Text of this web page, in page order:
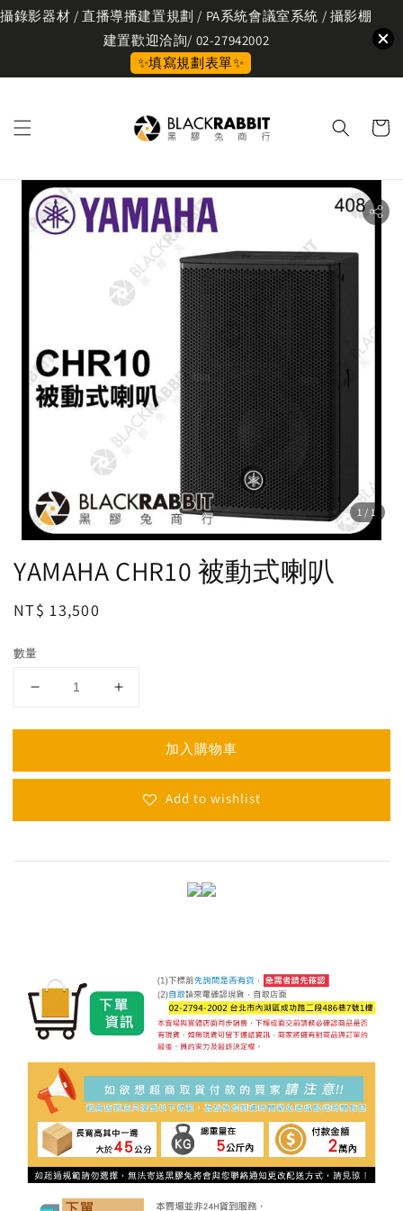
攝錄影器材 / 直播導播建置規劃 / PA系統會議室系統 / 攝影棚
建置歡迎洽詢/ 02-27942002
✨填寫規劃表單✨
1 /1
YAMAHA CHR10 被動式喇叭
Regular
NT$ 13,500
數量
加入購物車
Add to wishlist